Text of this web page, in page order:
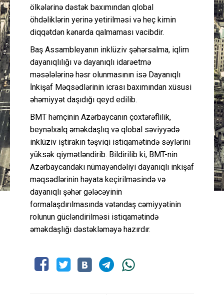
ölkələrinə dəstək baxımından qlobal
öhdəliklərin yerinə yetirilməsi və heç kimin
diqqətdən kənarda qalmaması vacibdir.
Baş Assambleyanın inklüziv şəhərsalma, iqlim
dayanıqlılığı və dayanıqlı idarəetmə
məsələlərinə həsr olunmasının isə Dayanıqlı
İnkişaf Məqsədlərinin icrası baxımından xüsusi
əhəmiyyət daşıdığı qeyd edilib.
BMT həmçinin Azərbaycanın çoxtərəflilik,
beynəlxalq əməkdaşlıq və qlobal səviyyədə
inklüziv iştirakın təşviqi istiqamətində səylərini
yüksək qiymətləndirib. Bildirilib ki, BMT-nin
Azərbaycandakı nümayəndəliyi dayanıqlı inkişaf
məqsədlərinin həyata keçirilməsində və
dayanıqlı şəhər gələcəyinin
formalaşdırılmasında vətəndaş cəmiyyətinin
rolunun gücləndirilməsi istiqamətində
əməkdaşlığı dəstəkləməyə hazırdır.